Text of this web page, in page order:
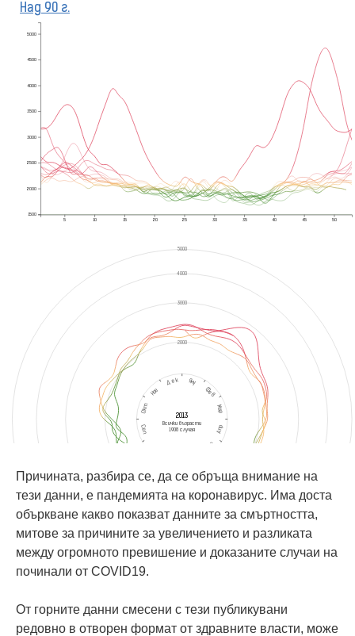
Причината, разбира се, да се обръща внимание на
тези данни, е пандемията на коронавирус. Има доста
объркване какво показват данните за смъртността,
митове за причините за увеличението и разликата
между огромното превишение и доказаните случаи на
починали от COVID19.
От горните данни смесени с тези публикувани
редовно в отворен формат от здравните власти, може